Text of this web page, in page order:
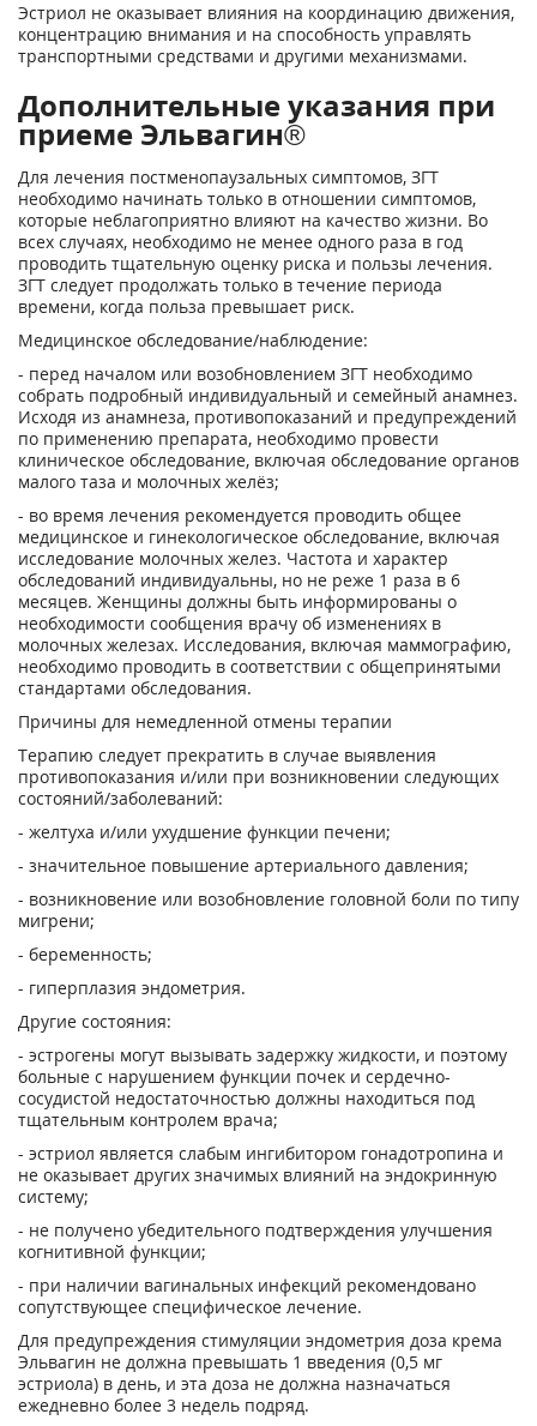
Эстриол не оказывает влияния на координацию движения,
концентрацию внимания и на способность управлять
транспортными средствами и другими механизмами.
Дополнительные указания при
приеме Эльвагин®
Для лечения постменопаузальных симптомов, ЗГТ
необходимо начинать только в отно­шении симптомов,
которые неблагоприятно влияют на качество жизни. Во
всех случаях, необходимо не менее одного раза в год
проводить тщательную оценку риска и пользы ле­чения.
ЗГТ следует продолжать только в течение периода
времени, когда польза превыша­ет риск.
Медицинское обследование/наблюдение:
- перед началом или возобновлением ЗГТ необходимо
собрать подробный индивиду­альный и семейный анамнез.
Исходя из анамнеза, противопоказаний и предупрежде­ний
по применению препарата, необходимо провести
клиническое обследование, включая обследование органов
малого таза и молочных желёз;
- во время лечения рекомендуется проводить общее
медицинское и гинекологическое обследование, включая
исследование молочных желез. Частота и характер
обследова­ний индивидуальны, но не реже 1 раза в 6
месяцев. Женщины должны быть информи­рованы о
необходимости сообщения врачу об изменениях в
молочных железах. Иссле­дования, включая маммографию,
необходимо проводить в соответствии с общеприня­тыми
стандартами обследования.
Причины для немедленной отмены терапии
Терапию следует прекратить в случае выявления
противопоказания и/или при возник­новении следующих
состояний/заболеваний:
- желтуха и/или ухудшение функции печени;
- значительное повышение артериального давления;
- возникновение или возобновление головной боли по типу
мигрени;
- беременность;
- гиперплазия эндометрия.
Другие состояния:
- эстрогены могут вызывать задержку жидкости, и поэтому
больные с нарушением функции почек и сердечно-
сосудистой недостаточностью должны находиться под
тщательным контролем врача;
- эстриол является слабым ингибитором гонадотропина и
не оказывает других значи­мых влияний на эндокринную
систему;
- не получено убедительного подтверждения улучшения
когнитивной функции;
- при наличии вагинальных инфекций рекомендовано
сопутствующее специфическое лечение.
Для предупреждения стимуляции эндометрия доза крема
Эльвагин не должна пре­вышать 1 введения (0,5 мг
эстриола) в день, и эта доза не должна назначаться
ежедневно более 3 недель подряд.